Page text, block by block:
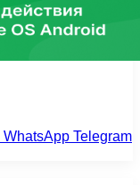
WhatsApp Telegram